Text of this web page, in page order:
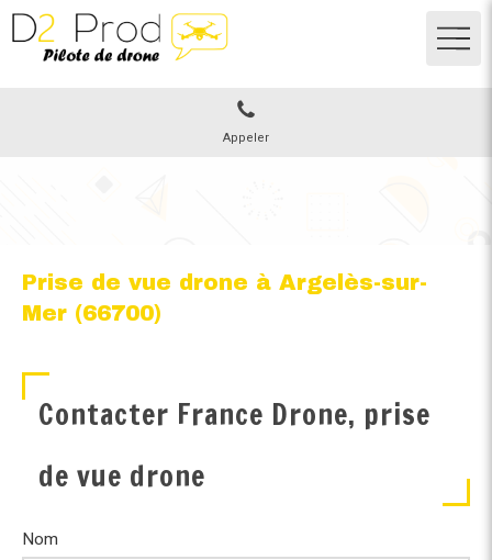
Appeler
Prise de vue drone à Argelès-sur-
Mer (66700)
Contacter France Drone, prise
de vue drone
Nom